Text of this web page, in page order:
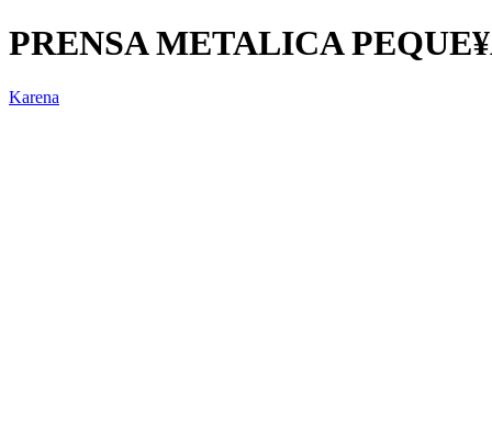
PRENSA METALICA
Karena